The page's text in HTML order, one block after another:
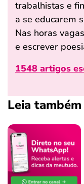
trabalhistas e
a se educarem
Nas horas
e escrever
1548 artigos
Leia também